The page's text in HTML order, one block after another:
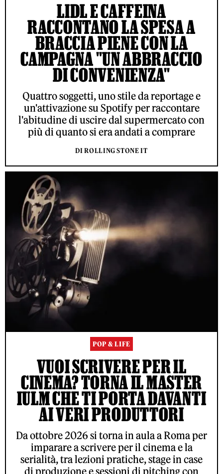
LIDL E CAFFEINA
RACCONTANO LA SPESA A
BRACCIA PIENE CON LA
CAMPAGNA "UN ABBRACCIO
DI CONVENIENZA"
Quattro soggetti, uno stile da reportage e
un'attivazione su Spotify per raccontare
l'abitudine di uscire dal supermercato con
più di quanto si era andati a comprare
DI ROLLING STONE IT
POP & LIFE
VUOI SCRIVERE PER IL
CINEMA? TORNA IL MASTER
IULM CHE TI PORTA DAVANTI
AI VERI PRODUTTORI
Da ottobre 2026 si torna in aula a Roma per
imparare a scrivere per il cinema e la
serialità, tra lezioni pratiche, stage in case
di produzione e sessioni di pitching con